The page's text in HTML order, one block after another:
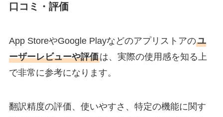
口コミ・評価
App StoreやGoogle Playなどのアプリストアのユ
ーザーレビューや評価は、実際の使用感を知る上
で非常に参考になります。
翻訳精度の評価、使いやすさ、特定の機能に関す